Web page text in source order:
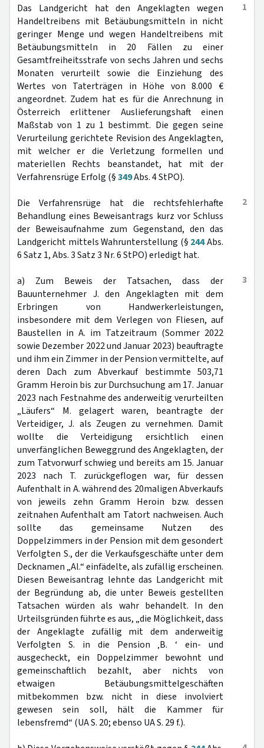
1
Das Landgericht hat den Angeklagten wegen
Handeltreibens mit Betäubungsmitteln in nicht
geringer Menge und wegen Handeltreibens mit
Betäubungsmitteln in 20 Fällen zu einer
Gesamtfreiheitsstrafe von sechs Jahren und sechs
Monaten verurteilt sowie die Einziehung des
Wertes von Taterträgen in Höhe von 8.000 €
angeordnet. Zudem hat es für die Anrechnung in
Österreich erlittener Auslieferungshaft einen
Maßstab von 1 zu 1 bestimmt. Die gegen seine
Verurteilung gerichtete Revision des Angeklagten,
mit welcher er die Verletzung formellen und
materiellen Rechts beanstandet, hat mit der
Verfahrensrüge Erfolg (§349Abs. 4 StPO).
2
Die Verfahrensrüge hat die rechtsfehlerhafte
Behandlung eines Beweisantrags kurz vor Schluss
der Beweisaufnahme zum Gegenstand, den das
Landgericht mittels Wahrunterstellung (§ 244Abs.
6 Satz 1, Abs. 3 Satz 3 Nr. 6 StPO) erledigt hat.
3
a) Zum Beweis der Tatsachen, dass der
Bauunternehmer J. den Angeklagten mit dem
Erbringen von Handwerkerleistungen,
insbesondere mit dem Verlegen von Fliesen, auf
Baustellen in A. im Tatzeitraum (Sommer 2022
sowie Dezember 2022 und Januar 2023) beauftragte
und ihm ein Zimmer in der Pension vermittelte, auf
deren Dach zum Abverkauf bestimmte 503,71
Gramm Heroin bis zur Durchsuchung am 17. Januar
2023 nach Festnahme des anderweitig verurteilten
„Läufers“ M. gelagert waren, beantragte der
Verteidiger, J. als Zeugen zu vernehmen. Damit
wollte die Verteidigung ersichtlich einen
unverfänglichen Beweggrund des Angeklagten, der
zum Tatvorwurf schwieg und bereits am 15. Januar
2023 nach T. zurückgeflogen war, für dessen
Aufenthalt in A. während des 20maligen Abverkaufs
von jeweils zehn Gramm Heroin bzw. dessen
zeitnahen Aufenthalt am Tatort nachweisen. Auch
sollte das gemeinsame Nutzen des
Doppelzimmers in der Pension mit dem gesondert
Verfolgten S., der die Verkaufsgeschäfte unter dem
Decknamen „Al.“ einfädelte, als zufällig erscheinen.
Diesen Beweisantrag lehnte das Landgericht mit
der Begründung ab, die unter Beweis gestellten
Tatsachen würden als wahr behandelt. In den
Urteilsgründen führte es aus, „die Möglichkeit, dass
der Angeklagte zufällig mit dem anderweitig
Verfolgten S. in die Pension ‚B. ‘ ein- und
ausgecheckt, ein Doppelzimmer bewohnt und
gemeinschaftlich bezahlt, aber nichts von
etwaigen Betäubungsmittelgeschäften
mitbekommen bzw. nicht in diese involviert
gewesen sein soll, hält die Kammer für
lebensfremd“ (UA S. 20; ebenso UA S. 29 f.).